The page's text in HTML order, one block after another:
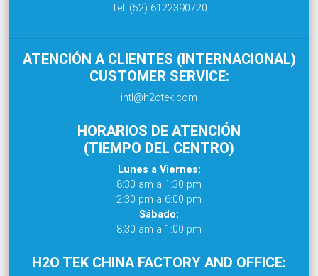
Tel. (52) 6122390720
ATENCIÓN A CLIENTES (INTERNACIONAL)
CUSTOMER SERVICE:
intl@h2otek.com
HORARIOS DE ATENCIÓN
(TIEMPO DEL CENTRO)
Lunes a Viernes:
8:30 am a 1:30 pm
2:30 pm a 6:00 pm
Sábado:
8:30 am a 1:00 pm
H2O TEK CHINA FACTORY AND OFFICE: